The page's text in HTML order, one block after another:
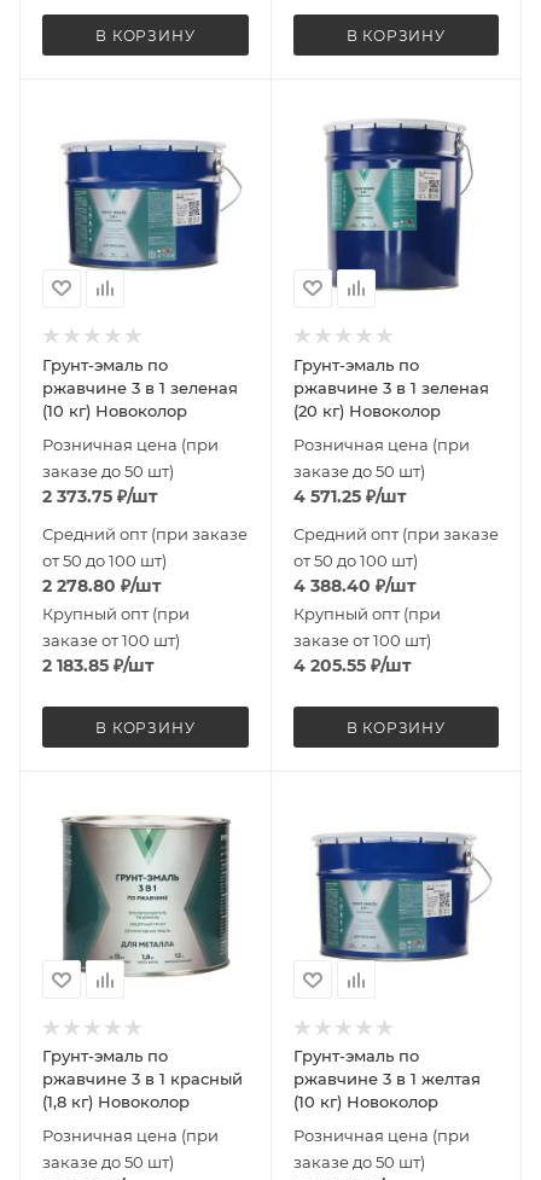
В КОРЗИНУ В КОРЗИНУ
Грунт-эмаль по
ржавчине 3 в 1 зеленая
(10 кг) Новоколор
Розничная цена (при
заказе до 50 шт)
2 373.75 ₽/шт
Средний опт (при заказе
от 50 до 100 шт)
2 278.80 ₽/шт
Крупный опт (при
заказе от 100 шт)
2 183.85 ₽/шт
В КОРЗИНУ
Грунт-эмаль по
ржавчине 3 в 1 зеленая
(20 кг) Новоколор
Розничная цена (при
заказе до 50 шт)
4 571.25₽/шт
Средний опт (при заказе
от 50 до 100 шт)
4 388.40 ₽/шт
Крупный опт (при
заказе от 100 шт)
4 205.55₽/шт
В КОРЗИНУ
Грунт-эмаль по
ржавчине 3 в 1 красный
(1,8 кг) Новоколор
Розничная цена (при
заказе до 50 шт)
Грунт-эмаль по
ржавчине 3 в 1 желтая
(10 кг) Новоколор
Розничная цена (при
заказе до 50 шт)